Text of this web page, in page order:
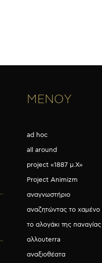
ΜΕΝΟΥ
ad hoc
all around
project «1887 μ.Χ»
Project Animizm
αναγνωστήριο
αναζητώντας το χαμένο
το αλογάκι της παναγίας
αλλουterra
αναξιοθέατα